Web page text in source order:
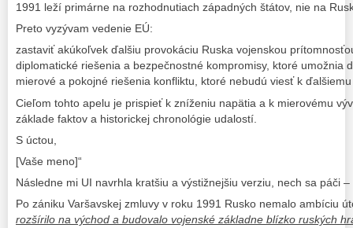
1991 leží primárne na rozhodnutiach západných štátov, nie na
Preto vyzývam vedenie EÚ:
zastaviť akúkoľvek ďalšiu provokáciu Ruska vojenskou
diplomatické riešenia a bezpečnostné kompromisy, ktoré umožnia
mierové a pokojné riešenia konfliktu, ktoré nebudú viesť k
Cieľom tohto apelu je prispieť k zníženiu napätia a k mierovému
základe faktov a historickej chronológie udalostí.
S úctou,
[Vaše meno]“
Následne mi UI navrhla kratšiu a výstižnejšiu verziu, nech sa páči –
Po zániku Varšavskej zmluvy v roku 1991 Rusko nemalo ambíciu
rozšírilo na východ a budovalo vojenské základne blízko ruských